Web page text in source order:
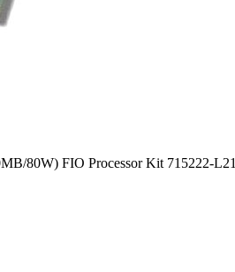
80W) FIO Processor Kit 715222-L21